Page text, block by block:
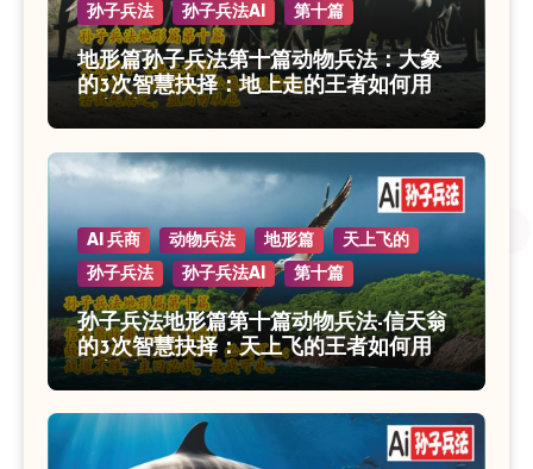
孙子兵法
孙子兵法AI 第十篇
地形篇孙子兵法第十篇动物兵法：大象
的3次智慧抉择：地上走的王者如何用地
形制胜？
AI 兵商 动物兵法 地形篇
天上飞的
孙子兵法
孙子兵法AI 第十篇
孙子兵法地形篇第十篇动物兵法-信天翁
的3次智慧抉择：天上飞的王者如何用地
形制胜？